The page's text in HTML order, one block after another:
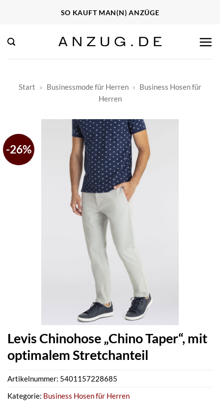
springen
SO KAUFT MAN(N) ANZÜGE
Start » Businessmode für Herren » Business Hosen für
Herren
-26%
Levis Chinohose „Chino Taper“, mit
optimalem Stretchanteil
Artikelnummer: 5401157228685
Kategorie: Business Hosen für Herren